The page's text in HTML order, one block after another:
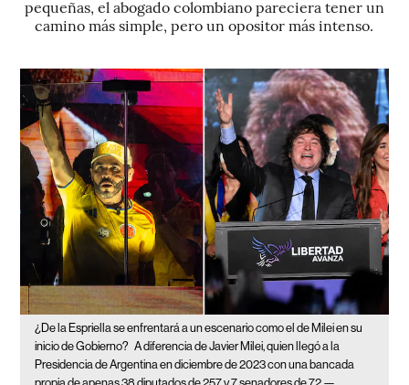
pequeñas, el abogado colombiano pareciera tener un
camino más simple, pero un opositor más intenso.
¿De la Espriella se enfrentará a un escenario como el de Milei en su
inicio de Gobierno? A diferencia de Javier Milei, quien llegó a la
Presidencia de Argentina en diciembre de 2023 con una bancada